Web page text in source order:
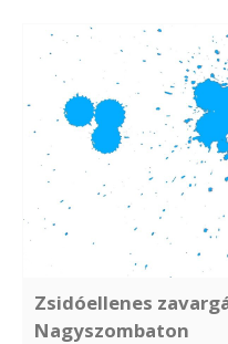
Zsidóellenes
Nagyszombaton